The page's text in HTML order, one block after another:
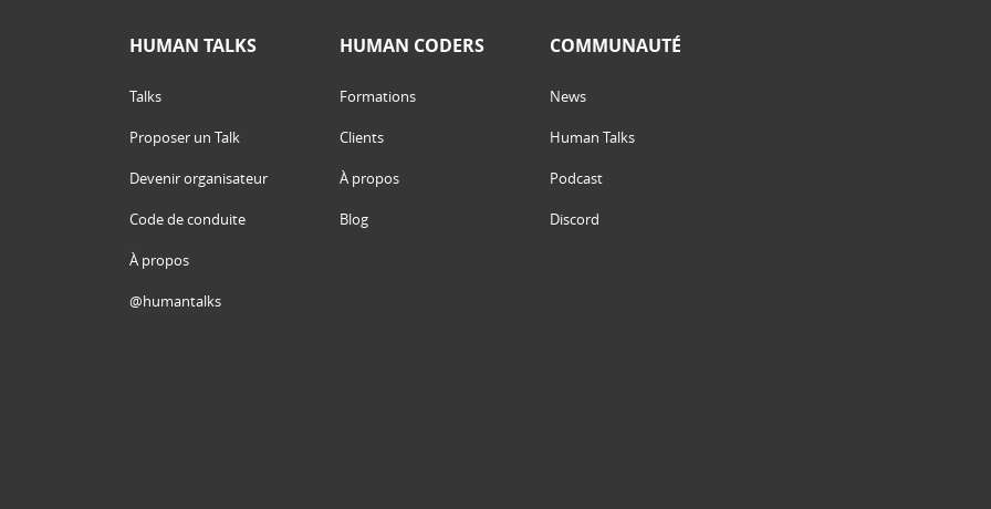
HUMAN TALKS
Talks
Proposer un Talk
Devenir organisateur
Code de conduite
À propos
@humantalks
HUMAN CODERS
Formations
Clients
À propos
Blog
COMMUNAUTÉ
News
Human Talks
Podcast
Discord